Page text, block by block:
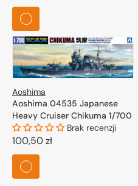
regularna
Aoshima
Aoshima 04535 Japanese
Heavy Cruiser Chikuma 1/700
Brak recenzji
Cena
regularna
100,50 zł